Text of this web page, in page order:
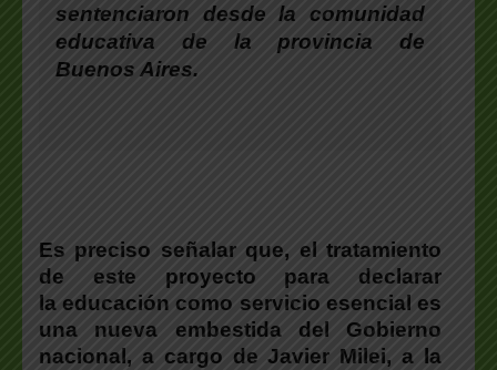
sentenciaron desde la comunidad
educativa de la provincia de
Buenos Aires.
Es preciso señalar que, el tratamiento
de este proyecto para declarar
la educación como servicio esencial es
una nueva embestida del Gobierno
nacional, a cargo de Javier Milei, a la